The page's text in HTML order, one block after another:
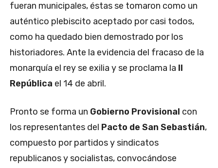
fueran municipales, éstas se tomaron como un
auténtico plebiscito aceptado por casi todos,
como ha quedado bien demostrado por los
historiadores. Ante la evidencia del fracaso de la
monarquía el rey se exilia y se proclama la II
República el 14 de abril.
Pronto se forma un Gobierno Provisional con
los representantes del Pacto de San Sebastián,
compuesto por partidos y sindicatos
republicanos y socialistas, convocándose